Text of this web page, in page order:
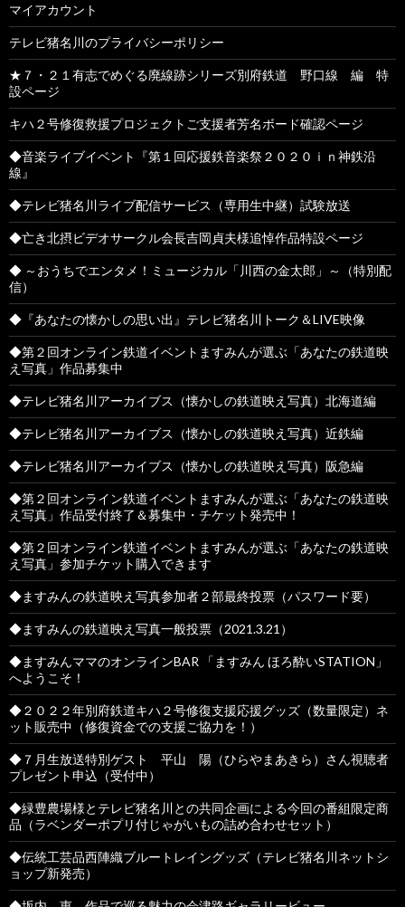
マイアカウント
テレビ猪名川のプライバシーポリシー
★７・２１有志でめぐる廃線跡シリーズ別府鉄道 野口線 編 特
設ページ
キハ２号修復救援プロジェクトご支援者芳名ボード確認ページ
◆音楽ライブイベント『第１回応援鉄音楽祭２０２０ｉｎ神鉄沿
線』
◆テレビ猪名川ライブ配信サービス（専用生中継）試験放送
◆亡き北摂ビデオサークル会長吉岡貞夫様追悼作品特設ページ
◆ ～おうちでエンタメ！ミュージカル「川西の金太郎」～（特別配
信）
◆『あなたの懐かしの思い出』テレビ猪名川トーク＆LIVE映像
◆第２回オンライン鉄道イベントますみんが選ぶ「あなたの鉄道映
え写真」作品募集中
◆テレビ猪名川アーカイブス（懐かしの鉄道映え写真）北海道編
◆テレビ猪名川アーカイブス（懐かしの鉄道映え写真）近鉄編
◆テレビ猪名川アーカイブス（懐かしの鉄道映え写真）阪急編
◆第２回オンライン鉄道イベントますみんが選ぶ「あなたの鉄道映
え写真」作品受付終了＆募集中・チケット発売中！
◆第２回オンライン鉄道イベントますみんが選ぶ「あなたの鉄道映
え写真」参加チケット購入できます
◆ますみんの鉄道映え写真参加者２部最終投票（パスワード要）
◆ますみんの鉄道映え写真一般投票（2021.3.21）
◆ますみんママのオンラインBAR 「ますみん ほろ酔いSTATION」
へようこそ！
◆２０２２年別府鉄道キハ２号修復支援応援グッズ（数量限定）ネ
ット販売中（修復資金での支援ご協力を！）
◆７月生放送特別ゲスト 平山 陽（ひらやまあきら）さん視聴者
プレゼント申込（受付中）
◆緑豊農場様とテレビ猪名川との共同企画による今回の番組限定商
品（ラベンダーポプリ付じゃがいもの詰め合わせセット）
◆伝統工芸品西陣織ブルートレイングッズ（テレビ猪名川ネットシ
ョップ新発売）